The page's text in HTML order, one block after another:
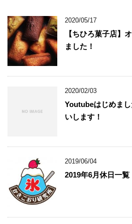
2020/05/17
【ちひろ菓子店】
ました！
2020/02/03
Youtubeはじめま
いします！
2019/06/04
2019年6月休日一覧